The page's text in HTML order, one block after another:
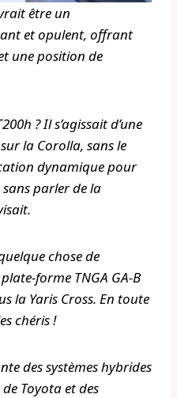
être un
et opulent, offrant
une position de
? Il s’agissait d’une
la Corolla, sans le
dynamique pour
parler de la
chose de
forme TNGA GA-B
la Yaris Cross. En toute
chéris !
des systèmes hybrides
Toyota et des